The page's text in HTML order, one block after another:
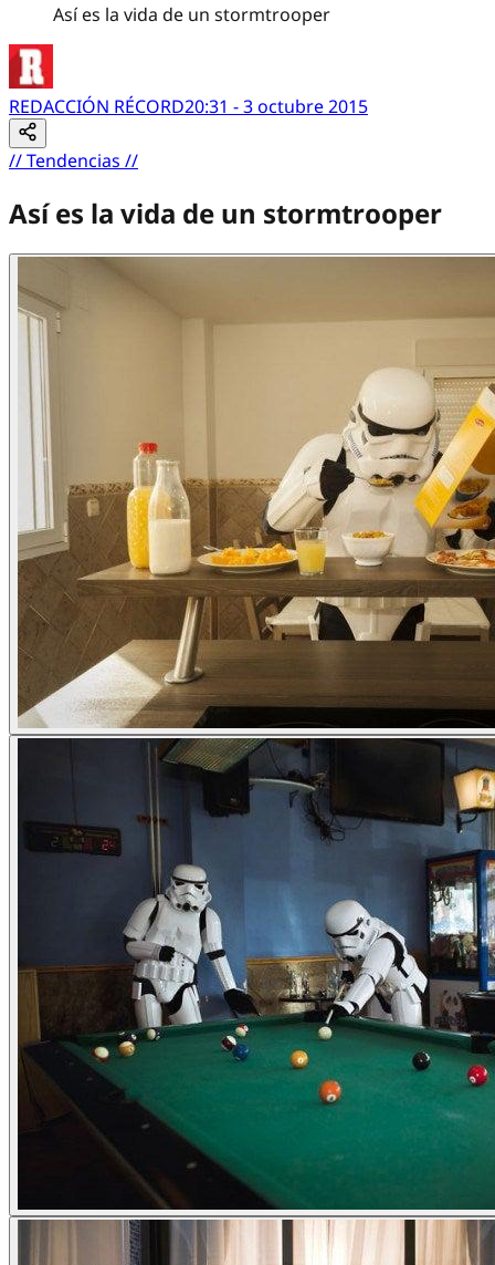
Así es la vida de un stormtrooper
REDACCIÓN RÉCORD20:31 - 3 octubre 2015
//Tendencias //
Así es la vida de un stormtrooper